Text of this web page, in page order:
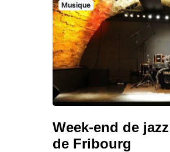
Musique
Week-end de
de Fribourg